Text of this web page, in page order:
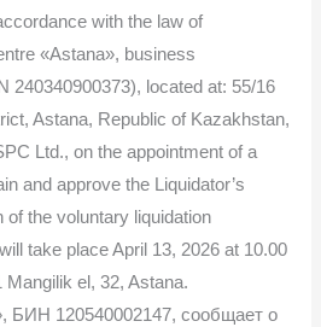
with the law of
«Astana», business
240340900373), located at: 55/16
Astana, Republic of Kazakhstan,
Ltd., on the appointment of a
and approve the Liquidator’s
of the voluntary liquidation
take place April 13, 2026 at 10.00
el, 32, Astana.
БИН 120540002147, сообщает о